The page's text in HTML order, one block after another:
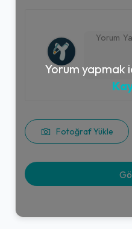
Fotoğraf Yükle
Yorum yapmak